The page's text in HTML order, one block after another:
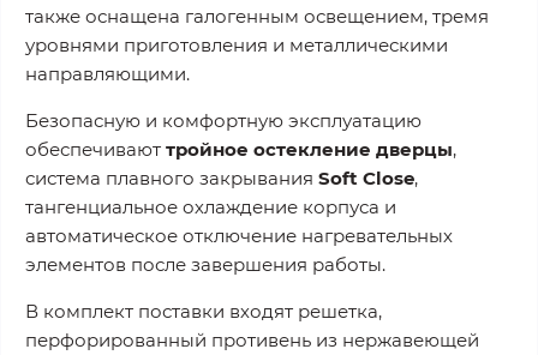
также оснащена галогенным освещением, тремя
уровнями приготовления и металлическими
направляющими.
Безопасную и комфортную эксплуатацию
обеспечивают тройное остекление дверцы,
система плавного закрывания Soft Close,
тангенциальное охлаждение корпуса и
автоматическое отключение нагревательных
элементов после завершения работы.
В комплект поставки входят решетка,
перфорированный противень из нержавеющей